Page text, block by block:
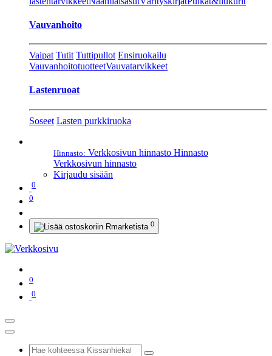
Vauvanhoito
Vaipat Tutit Tuttipullot Ensiruokailu
VauvanhoitotuotteetVauvatarvikkeet
Lastenruoat
Soseet Lasten purkkiruoka
Hinnasto: Verkkosivun hinnasto Hinnasto
Verkkosivun hinnasto
Kirjaudu sisään
0
0
0
0
0